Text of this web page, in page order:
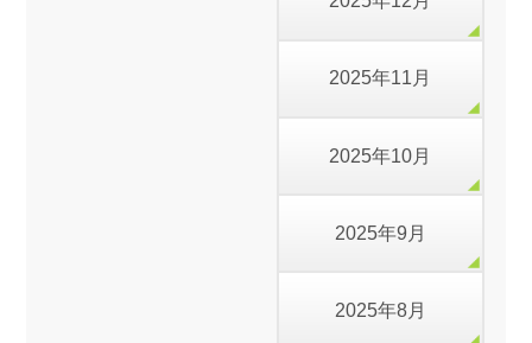
2025年11月
2025年10月
2025年9月
2025年8月